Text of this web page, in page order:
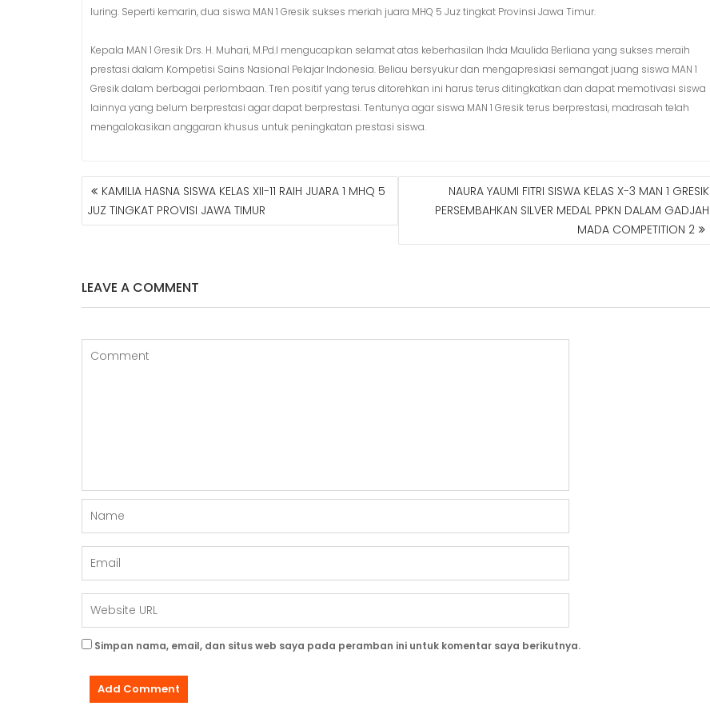
luring. Seperti kemarin, dua siswa MAN 1 Gresik sukses meriah juara MHQ 5 Juz tingkat Provinsi Jawa Timur.
Kepala MAN 1 Gresik Drs. H. Muhari, M.Pd.I mengucapkan selamat atas keberhasilan Ihda Maulida Berliana yang sukses meraih
prestasi dalam Kompetisi Sains Nasional Pelajar Indonesia. Beliau bersyukur dan mengapresiasi semangat juang siswa MAN 1
Gresik dalam berbagai perlombaan. Tren positif yang terus ditorehkan ini harus terus ditingkatkan dan dapat memotivasi siswa
lainnya yang belum berprestasi agar dapat berprestasi. Tentunya agar siswa MAN 1 Gresik terus berprestasi, madrasah telah
mengalokasikan anggaran khusus untuk peningkatan prestasi siswa.
N
A
A
S
P
O
KAMILIA HASNA SISWA KELAS XII-11 RAIH JUARA 1 MHQ 5
JUZ TINGKAT PROVISI JAWA TIMUR
NAURA YAUMI FITRI SISWA KELAS X-3 MAN 1 GRESIK
PERSEMBAHKAN SILVER MEDAL PPKN DALAM GADJAH
MADA COMPETITION 2
LEAVE A COMMENT
Simpan nama, email, dan situs web saya pada peramban ini untuk komentar saya berikutnya.